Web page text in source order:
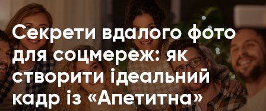
Секрети вдалого фото
для соцмереж: як
створити ідеальний
кадр із «Апетитна»